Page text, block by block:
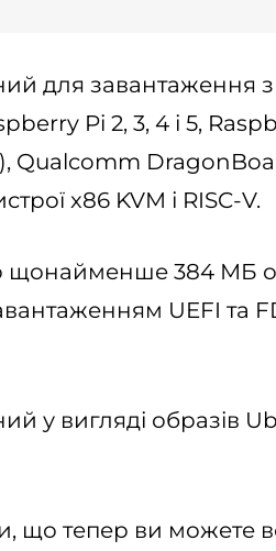
для завантаження з
Pi 2, 3, 4 і 5,
Qualcomm
x86 KVM і RISC-V.
щонайменше 384 МБ
UEFI та
у вигляді образів
що тепер ви можете